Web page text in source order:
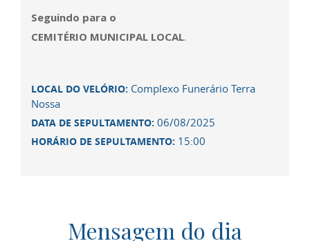
Seguindo para o
CEMITÉRIO MUNICIPAL LOCAL.
LOCAL DO VELÓRIO: Complexo Funerário Terra
Nossa
DATA DE SEPULTAMENTO: 06/08/2025
HORÁRIO DE SEPULTAMENTO: 15:00
Mensagem do dia